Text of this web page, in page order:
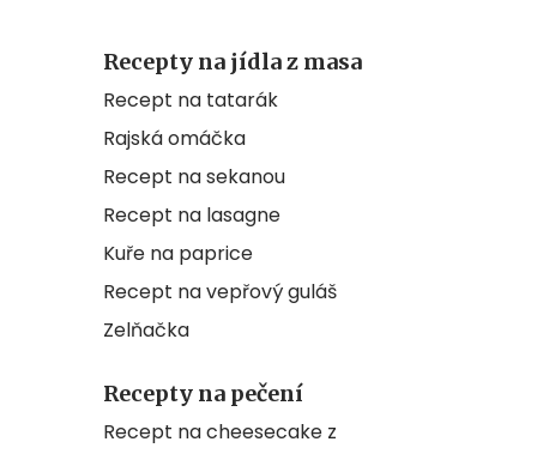
Recepty na jídla z masa
Recept na tatarák
Rajská omáčka
Recept na sekanou
Recept na lasagne
Kuře na paprice
Recept na vepřový guláš
Zelňačka
Recepty na pečení
Recept na cheesecake z